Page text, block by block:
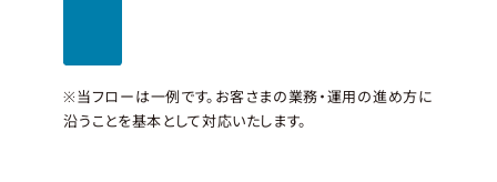
※当フローは一例です。お客さまの業務・運用の進め方に
沿うことを基本として対応いたします。